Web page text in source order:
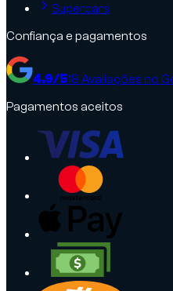
Supercars
Confiança e pagamentos
4.9/518 Avaliações no
Pagamentos aceitos